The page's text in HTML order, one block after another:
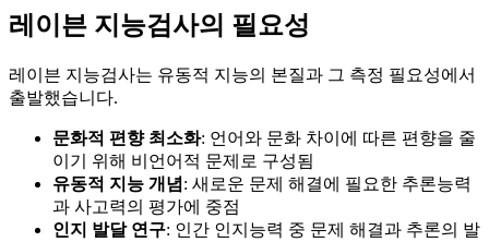
레이븐 지능검사의 필요성
레이븐 지능검사는 유동적 지능의 본질과 그 측정 필요성에서
출발했습니다.
문화적 편향 최소화: 언어와 문화 차이에 따른 편향을 줄
이기 위해 비언어적 문제로 구성됨
유동적 지능 개념: 새로운 문제 해결에 필요한 추론능력
과 사고력의 평가에 중점
인지 발달 연구: 인간 인지능력 중 문제 해결과 추론의 발